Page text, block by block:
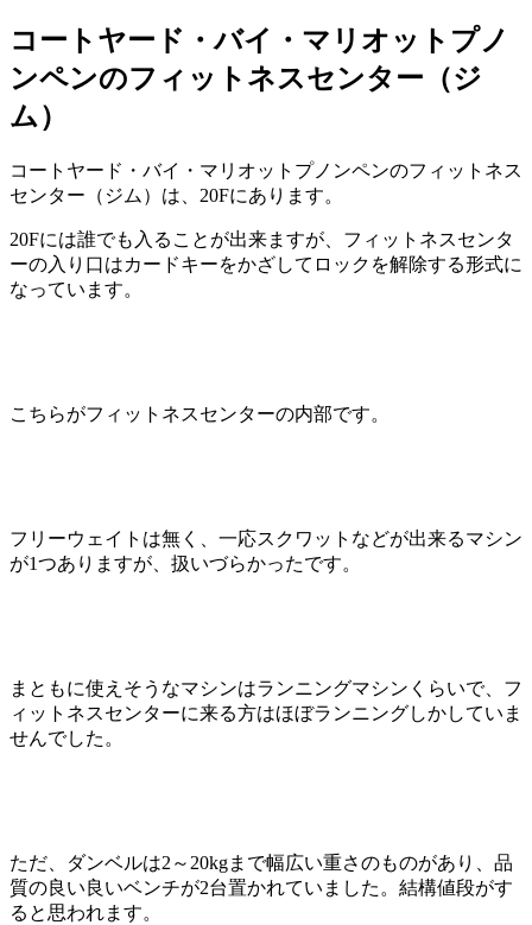
コートヤード・バイ・マリオットプノ
ンペンのフィットネスセンター（ジ
ム）
コートヤード・バイ・マリオットプノンペンのフィットネス
センター（ジム）は、20Fにあります。
20Fには誰でも入ることが出来ますが、フィットネスセンタ
ーの入り口はカードキーをかざしてロックを解除する形式に
なっています。
こちらがフィットネスセンターの内部です。
フリーウェイトは無く、一応スクワットなどが出来るマシン
が1つありますが、扱いづらかったです。
まともに使えそうなマシンはランニングマシンくらいで、フ
ィットネスセンターに来る方はほぼランニングしかしていま
せんでした。
ただ、ダンベルは2～20kgまで幅広い重さのものがあり、品
質の良い良いベンチが2台置かれていました。結構値段がす
ると思われます。